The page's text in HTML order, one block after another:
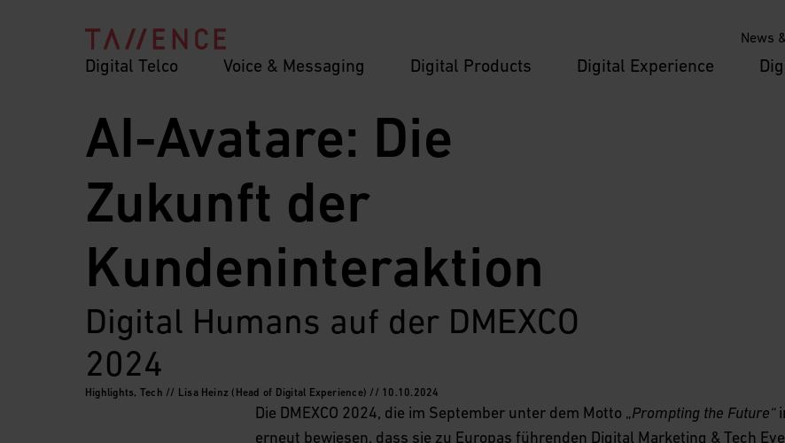
News
Digital Telco Voice & Messaging Digital Products Digital Experience
AI-Avatare: Die
Zukunft der
Kundeninteraktion
Digital Humans auf der DMEXCO
2024
Highlights, Tech // Lisa Heinz (Head of Digital Experience) // 10.10.2024
Die DMEXCO 2024, die im September unter dem Motto „Prompting the Future“
erneut bewiesen, dass sie zu Europas führenden Digital Marketing & Tech